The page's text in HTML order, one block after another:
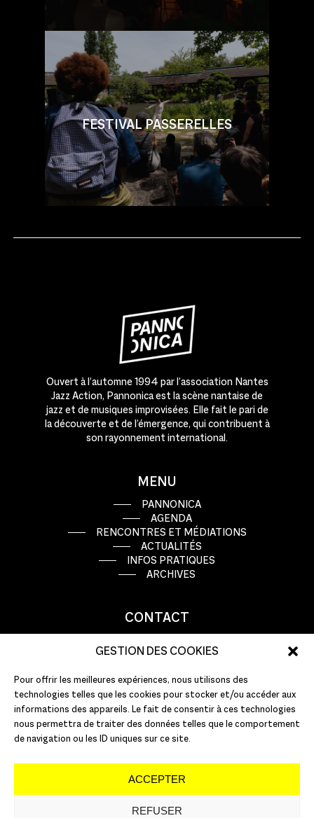
GESTION DES COOKIES
Pour offrir les meilleures expériences, nous utilisons des
technologies telles que les cookies pour stocker et/ou accéder aux
informations des appareils. Le fait de consentir à ces technologies
nous permettra de traiter des données telles que le comportement
de navigation ou les ID uniques sur ce site.
ACCEPTER
REFUSER
FESTIVAL PASSERELLES
Ouvert à l’automne 1994 par l’association Nantes
Jazz Action, Pannonica est la scène nantaise de
jazz et de musiques improvisées. Elle fait le pari de
la découverte et de l’émergence, qui contribuent à
son rayonnement international.
MENU
PANNONICA
AGENDA
RENCONTRES ET MÉDIATIONS
ACTUALITÉS
INFOS PRATIQUES
ARCHIVES
CONTACT
44000 Nantes
T : +33 (0)2 51 72 10 10
E :info@pannonica.com